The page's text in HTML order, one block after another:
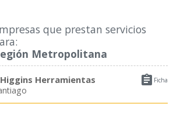
que prestan servicios
Metropolitana
 Ficha
Herramientas